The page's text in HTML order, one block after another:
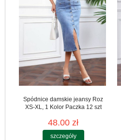
Spódnice damskie jeansy Roz
XS-XL, 1 Kolor Paczka 12 szt
48.00 zł
szczegóły